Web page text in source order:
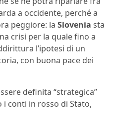
a occidente, perché a
peggiore: la Slovenia sta
crisi per la quale fino a
l’ipotesi di un
con buona pace dei
definita “strategica”
i conti in rosso di Stato,